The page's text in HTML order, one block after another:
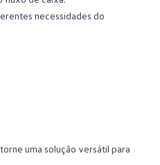
necessidades do
uma solução versátil para